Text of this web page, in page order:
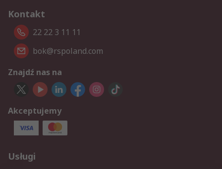
Kontakt
22 22 3 11 11
bok@rspoland.com
Znajdź nas na
Akceptujemy
Usługi